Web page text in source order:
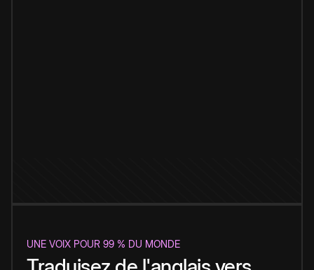
UNE VOIX POUR 99 % DU MONDE